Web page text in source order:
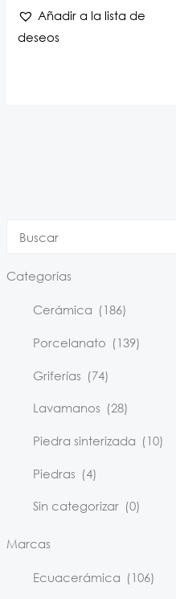
Categorías
Cerámica (186)
Porcelanato (139)
Griferías (74)
Lavamanos (28)
Piedra sinterizada (10)
Piedras (4)
Sin categorizar (0)
Marcas
Ecuacerámica (106)
Añadir a la lista de
deseos